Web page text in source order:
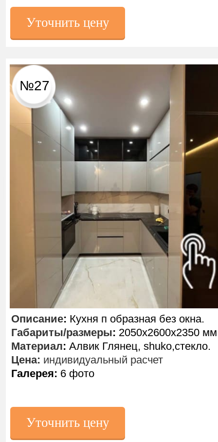
№27
Уточнить цену
Описание: Кухня п образная без окна.
Габариты/размеры: 2050х2600х2350
Материал: Алвик Глянец, shuko,стекло.
Цена: индивидуальный расчет
Галерея: 6 фото
Уточнить цену